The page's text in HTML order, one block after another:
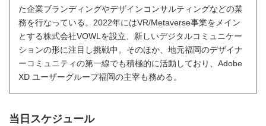
た企業ブランディングやデザインコンサルティングなどの業
務を行なっている。2022年にはVR/Metaverse事業をメイン
とする株式会社VOWLを設立、新しいデジタルコミュニケー
ションの形に注目し挑戦中。そのほか、地元福岡のデザイナ
ーコミュニティの第一線でも積極的に活動しており、Adobe
XD ユーザーグループ福岡の主宰も務める。
当日スケジュール